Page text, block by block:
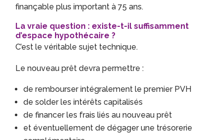
finançable plus important à 75 ans.
La vraie question : existe-t-il suffisamment
d’espace hypothécaire ?
C’est le véritable sujet technique.
Le nouveau prêt devra permettre :
de rembourser intégralement le premier PVH
de solder les intérêts capitalisés
de financer les frais liés au nouveau prêt
et éventuellement de dégager une trésorerie